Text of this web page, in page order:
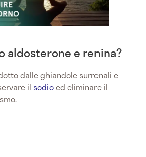
aldosterone e renina?
dalle ghiandole surrenali e
il sodioed eliminare il